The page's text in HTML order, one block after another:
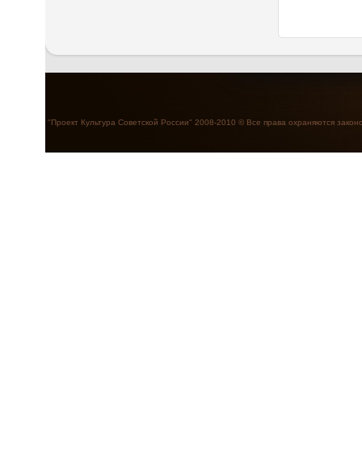
"Проект Культура Советской России" 2008-2010 © Все права охраняются